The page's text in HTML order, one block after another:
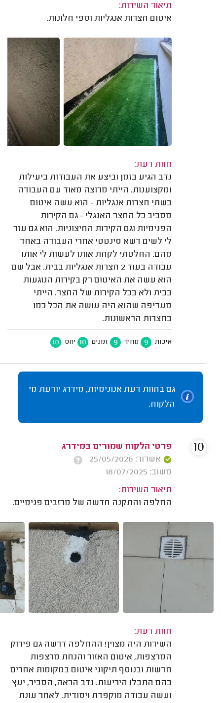
תיאור השירות:
איטום חצרות אנגליות וספי חלונות.
חוות דעת:
נדב הגיע בזמן וביצע את העבודות ביעילות
ומקצוענות. הייתי מרוצה מאוד עם העבודה
בשתי חצרות אנגליות - הוא עשה איטום
מסביב כל החצר האנגלי - גם הקירות
הפנימיות וגם הקירות החיצוניות. הוא גם עזר
לי לשים דשא סינטטי אחרי העבודה באחד
מהם. החלטתי לקחת אותו לעשות לי אותו
עבודה בעוד 2 חצרות אנגליות בבית. אבל שם
הוא עשה את האיטום רק בקירות הנוגעות
בבית ולא בכל הקירות של החצר. הייתי
מעדיפה שהוא היה עושה את הכל כמו
בחצרות הראשונות.
איכות 9 מחיר 9 זמנים 10 יחס 10
גם בחוות דעת אנונימיות, מידרג יודעת מי
הלקוח.
פרטי הלקוח שמורים במידרג
אשרור: 25/05/2026
משוב: 18/07/2025
תיאור השירות:
החלפה והתקנה חדשה של מרזבים פנימיים.
חוות דעת:
השירות היה מצוין! ההחלפה דרשה גם פירוק
המרצפות, איטום האזור והנחת מרצפות
חדשות ובנוסף תיקוני איטום במקומות אחרים
בהם התבלו היריעות. נדב הראה, הסביר, יעץ
ועשה עבודה מוקפדת ויסודית. לאחר עונת
10